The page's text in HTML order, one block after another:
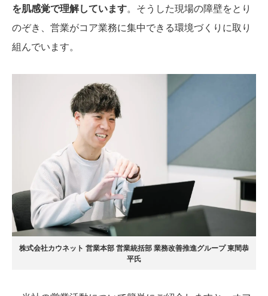
を肌感覚で理解しています。そうした現場の障壁をとり
のぞき、営業がコア業務に集中できる環境づくりに取り
組んでいます。
株式会社カウネット 営業本部 営業統括部 業務改善推進グループ 東間恭
平氏